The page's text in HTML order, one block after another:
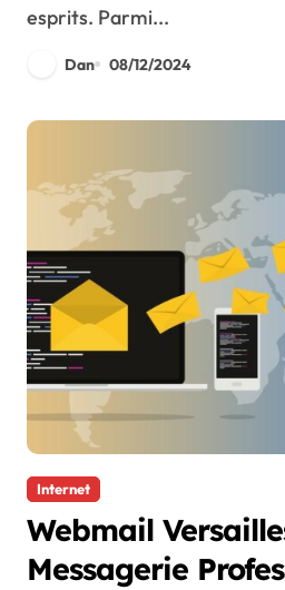
esprits. Parmi...
Dan 08/12/2024
Internet
Webmail
Messagerie